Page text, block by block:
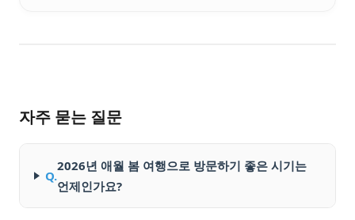
자주 묻는 질문
Q.
2026년 애월 봄 여행으로 방문하기 좋은 시기는
언제인가요?